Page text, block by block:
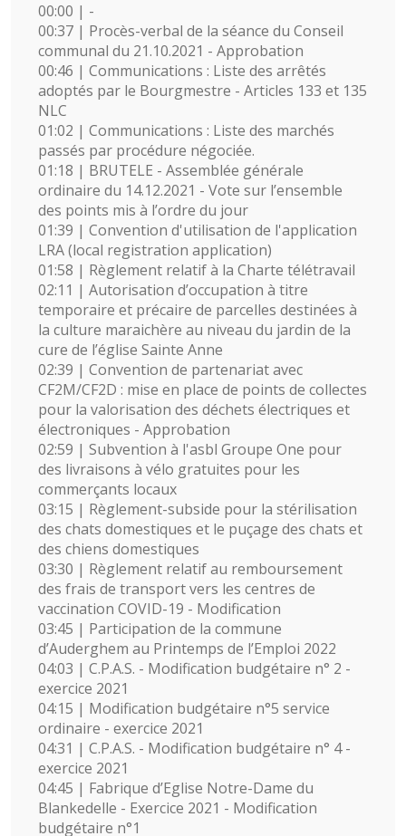
00:00 | -
00:37 | Procès-verbal de la séance du Conseil
communal du 21.10.2021 - Approbation
00:46 | Communications : Liste des arrêtés
adoptés par le Bourgmestre - Articles 133 et 135
NLC
01:02 | Communications : Liste des marchés
passés par procédure négociée.
01:18 | BRUTELE - Assemblée générale
ordinaire du 14.12.2021 - Vote sur l’ensemble
des points mis à l’ordre du jour
01:39 | Convention d'utilisation de l'application
LRA (local registration application)
01:58 | Règlement relatif à la Charte télétravail
02:11 | Autorisation d’occupation à titre
temporaire et précaire de parcelles destinées à
la culture maraichère au niveau du jardin de la
cure de l’église Sainte Anne
02:39 | Convention de partenariat avec
CF2M/CF2D : mise en place de points de collectes
pour la valorisation des déchets électriques et
électroniques - Approbation
02:59 | Subvention à l'asbl Groupe One pour
des livraisons à vélo gratuites pour les
commerçants locaux
03:15 | Règlement-subside pour la stérilisation
des chats domestiques et le puçage des chats et
des chiens domestiques
03:30 | Règlement relatif au remboursement
des frais de transport vers les centres de
vaccination COVID-19 - Modification
03:45 | Participation de la commune
d’Auderghem au Printemps de l’Emploi 2022
04:03 | C.P.A.S. - Modification budgétaire n° 2 -
exercice 2021
04:15 | Modification budgétaire n°5 service
ordinaire - exercice 2021
04:31 | C.P.A.S. - Modification budgétaire n° 4 -
exercice 2021
04:45 | Fabrique d’Eglise Notre-Dame du
Blankedelle - Exercice 2021 - Modification
budgétaire n°1